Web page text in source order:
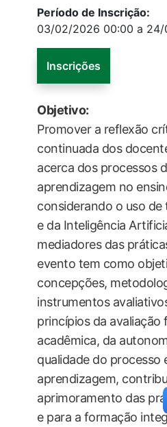
Período de Inscrição:
03/02/2026 00:00 a 24/
Inscrições
Objetivo:
Promover a reflexão
continuada dos
acerca dos processos
aprendizagem no
considerando o uso
e da Inteligência
mediadores das
evento tem como
concepções,
instrumentos
princípios da avaliação
acadêmica, da
qualidade do processo
aprendizagem,
aprimoramento das
e para a formação